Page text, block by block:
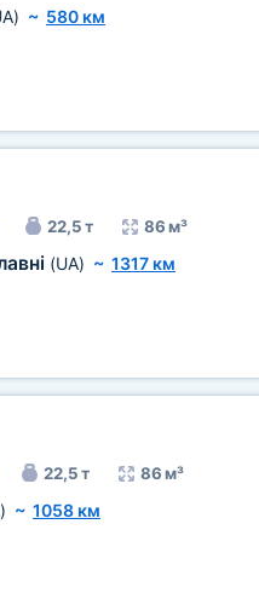
~ 580 км
22,5 т 86 м³
(UA) ~ 1317 км
22,5 т 86 м³
~ 1058 км